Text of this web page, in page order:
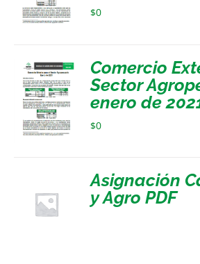
$0
Comercio
Sector
enero de
$0
Asignación
y Agro PDF